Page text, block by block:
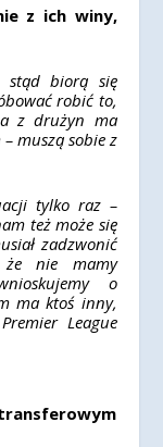
z ich winy,
stąd biorą się
robić to,
z drużyn ma
muszą sobie z
tylko raz –
też może się
zadzwonić
że nie mamy
o
ma ktoś inny,
League